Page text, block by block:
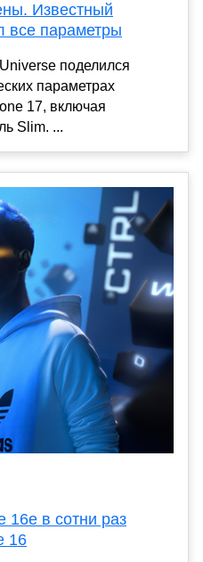
Известный
все параметры
поделился
параметрах
17, включая
Slim. ...
16e в сотни раз
16